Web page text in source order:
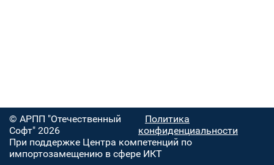
© АРПП "Отечественный
Софт" 2026
Политика
конфиденциальности
При поддержке Центра компетенций по
импортозамещению в сфере ИКТ